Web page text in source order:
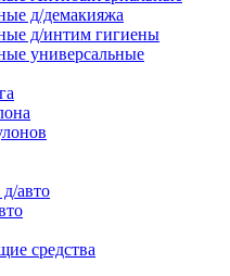
д/демакияжа
д/интим гигиены
универсальные
авто
средства